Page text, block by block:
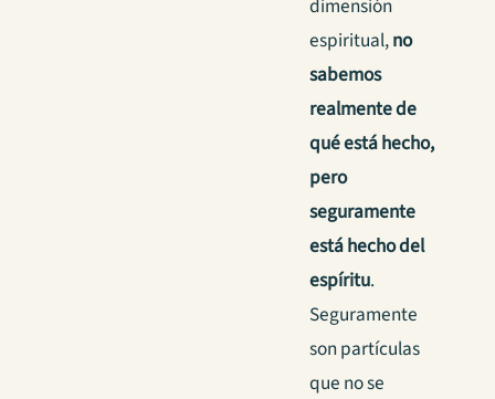
dimensión
espiritual,no
sabemos
realmente de
qué está hecho,
pero
seguramente
está hecho del
espíritu.
Seguramente
son partículas
que no se